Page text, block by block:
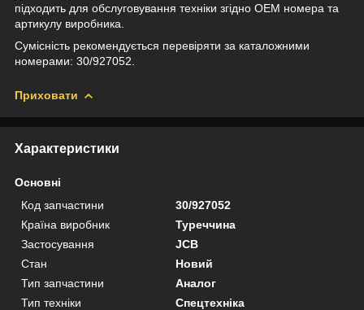
підходить для обслуговування техніки згідно OEM номера та
артикулу виробника.
Сумісність рекомендується перевіряти за каталожними
номерами: 30/927052.
Приховати
Характеристики
Основні
Код запчастини
30/927052
Країна виробник
Туреччина
Застосування
JCB
Стан
Новий
Тип запчастини
Аналог
Тип техніки
Спецтехніка